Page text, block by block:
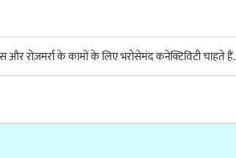
और रोज़मर्रा के कामों के लिए भरोसेमंद कनेक्टिविटी चाहते हैं.